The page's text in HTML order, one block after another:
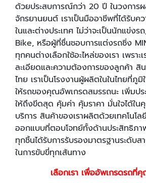
ด้วยประสบการณ์กว่า 20 ปี ในวงการ
จักรยานยนต์ เราเป็นมืออาชีพที่ได้รับคว
ในและต่างประเทศ ไม่ว่าจะเป็นนักแข่ง
Bike, หรือผู้ที่ชื่นชอบการแต่งรถซิ่ง
ทุกคนต่างเลือกใช้อะไหล่ของเรา เพราะเ
ละเอียดและความต้องการของลูกค้า
ไทย เราเป็นโรงงานผู้ผลิตในในไทยที่ภู
ให้รถของคุณอัพเกรดสมรรถนะ เพิ่มป
ให้ถึงขีดสุด คุ้มค่า คุ้มราคา มั่นใจได้ใน
บริการ สินค้าของเราผลิตด้วยเทคโนโ
ออกแบบที่ตอบโจทย์ทั้งด้านประสิทธิภา
ทุกชิ้นได้รับการรับรองมาตรฐานระดับ
ในการขับขี่ทุกเส้นทาง
เลือกเรา เพื่ออัพเกรดรถที่